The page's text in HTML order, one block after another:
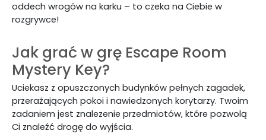
oddech wrogów na karku – to czeka na Ciebie w
rozgrywce!
Jak grać w grę Escape Room
Mystery Key?
Uciekasz z opuszczonych budynków pełnych zagadek,
przerażających pokoi i nawiedzonych korytarzy. Twoim
zadaniem jest znalezenie przedmiotów, które pozwolą
Ci znaleźć drogę do wyjścia.